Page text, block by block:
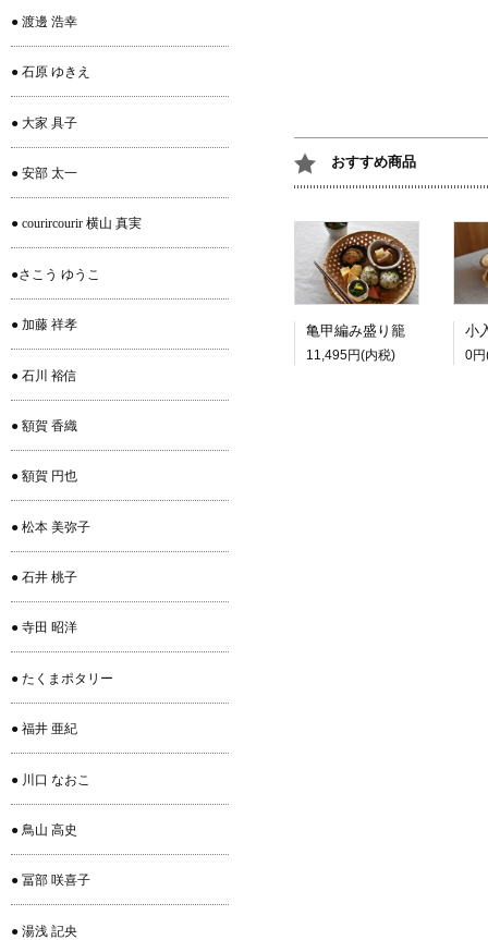
おすすめ商品
亀甲編み盛り籠
11,495円(内税) 0
● 渡邊 浩幸
● 石原 ゆきえ
● 大家 具子
● 安部 太一
● courircourir 横山 真実
●さこう ゆうこ
● 加藤 祥孝
● 石川 裕信
● 額賀 香織
● 額賀 円也
● 松本 美弥子
● 石井 桃子
● 寺田 昭洋
● たくまポタリー
● 福井 亜紀
● 川口 なおこ
● 鳥山 高史
● 冨部 咲喜子
● 湯浅 記央